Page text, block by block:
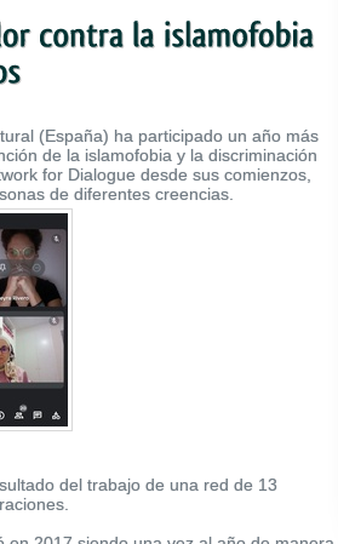
(España) ha participado un año más
de la islamofobia y la discriminación
for Dialogue desde sus comienzos,
de diferentes creencias.
del trabajo de una red de 13